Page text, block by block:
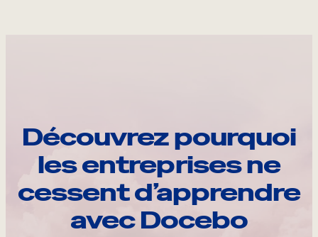
Découvrez pourquoi
les entreprises ne
cessent d’apprendre
avec Docebo